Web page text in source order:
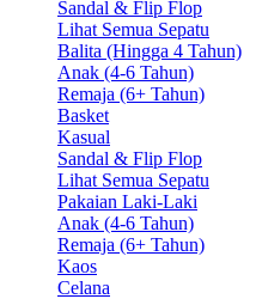
Sandal & Flip Flop
Lihat Semua Sepatu
Balita (Hingga 4 Tahun)
Anak (4-6 Tahun)
Remaja (6+ Tahun)
Basket
Kasual
Sandal & Flip Flop
Lihat Semua Sepatu
Pakaian Laki-Laki
Anak (4-6 Tahun)
Remaja (6+ Tahun)
Kaos
Celana